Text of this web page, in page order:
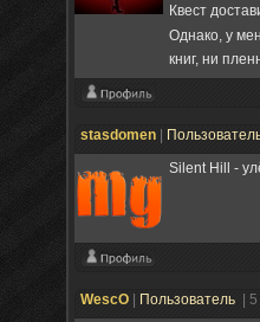
Квест
Однако, у
книг, ни
stasdomen
Silent Hill -
WescO Пользователь
|